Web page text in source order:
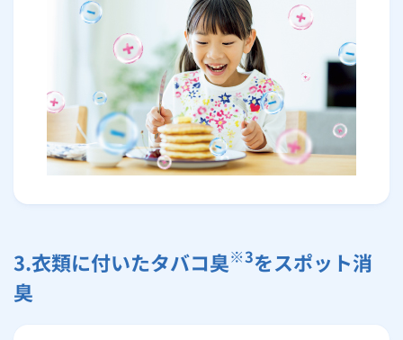
3.衣類に付いたタバコ臭※3をスポット消
臭